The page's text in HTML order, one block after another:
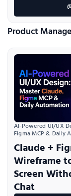
Product
AI-Powered UI/UX
Figma MCP & Daily
Claude +
Wireframe
Screen
Chat